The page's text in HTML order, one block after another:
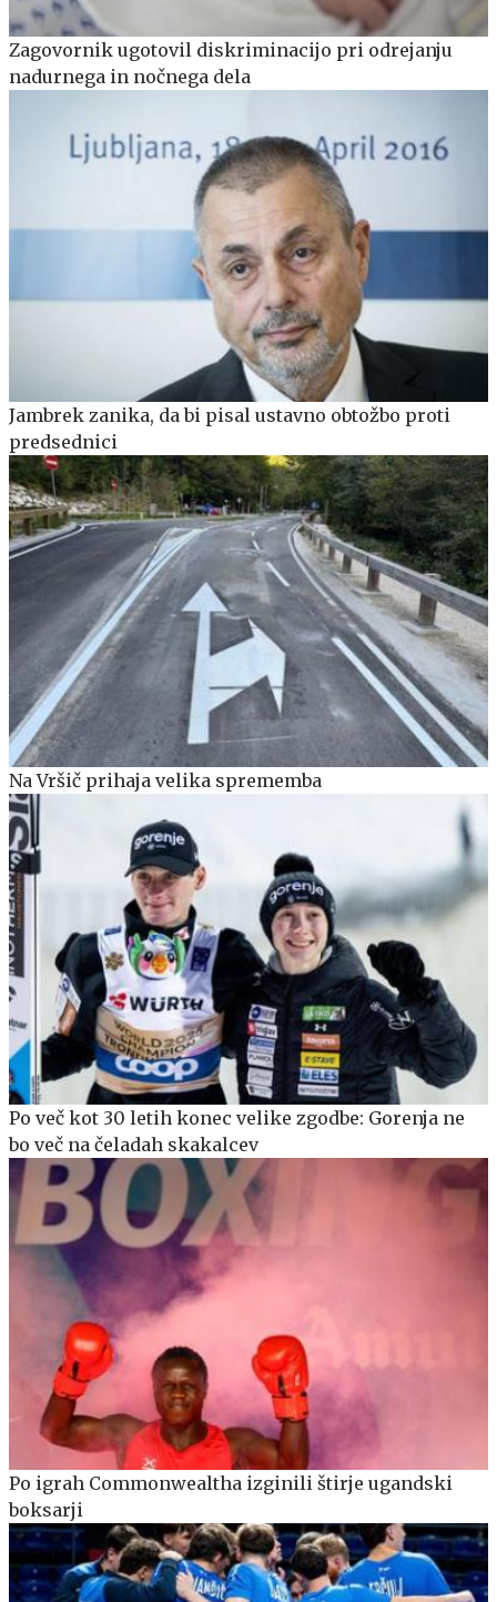
Zagovornik ugotovil diskriminacijo pri odrejanju
nadurnega in nočnega dela
Jambrek zanika, da bi pisal ustavno obtožbo proti
predsednici
Na Vršič prihaja velika sprememba
Po več kot 30 letih konec velike zgodbe: Gorenja ne
bo več na čeladah skakalcev
Po igrah Commonwealtha izginili štirje ugandski
boksarji